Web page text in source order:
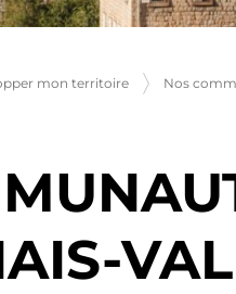
mon territoire Nos